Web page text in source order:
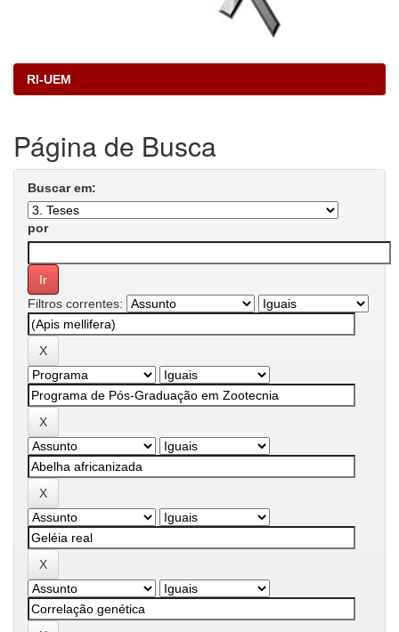
RI-UEM
Página de Busca
Buscar em:
por
Filtros correntes: